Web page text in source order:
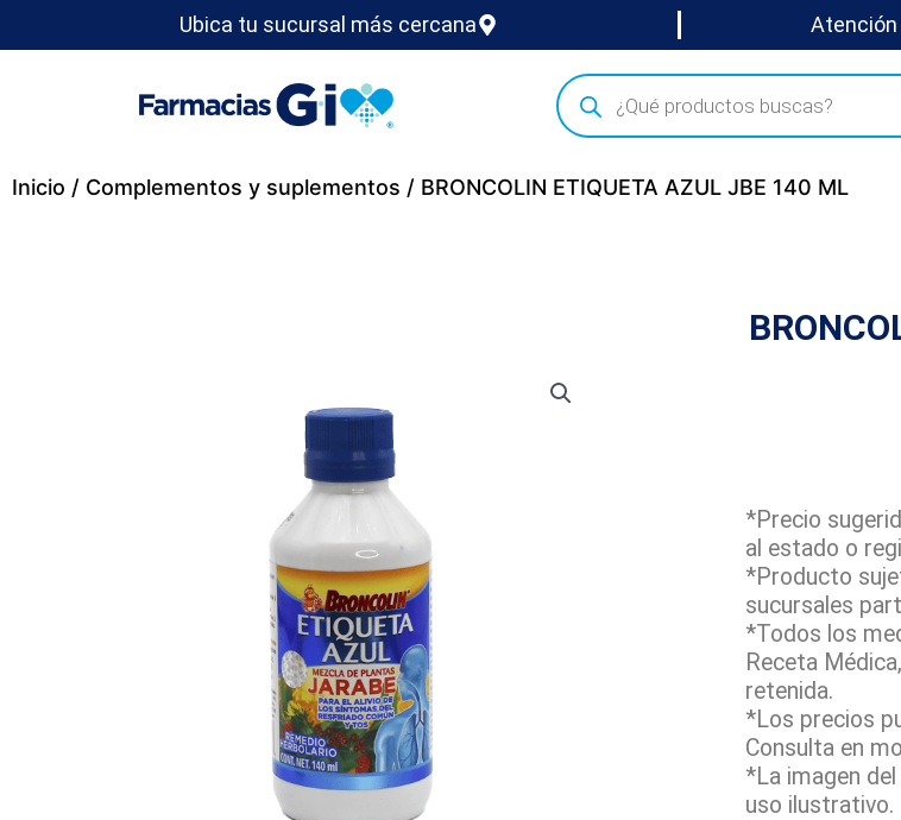
Ubica tu sucursal más cercana
Inicio / Complementos y suplementos / BRONCOLIN ETIQUETA AZUL JBE 140 ML
*Precio
al estado o
*Producto
sucursales
*Todos los
Receta
retenida.
*Los precios
Consulta en
*La imagen
uso ilustrativo.